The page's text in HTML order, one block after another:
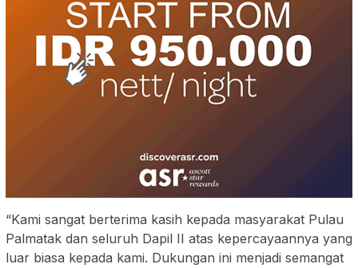
“Kami sangat berterima kasih kepada masyarakat Pulau
Palmatak dan seluruh Dapil II atas kepercayaannya yang
luar biasa kepada kami. Dukungan ini menjadi semangat